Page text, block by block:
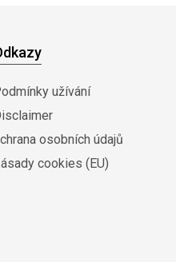
užívání
osobních údajů
cookies (EU)